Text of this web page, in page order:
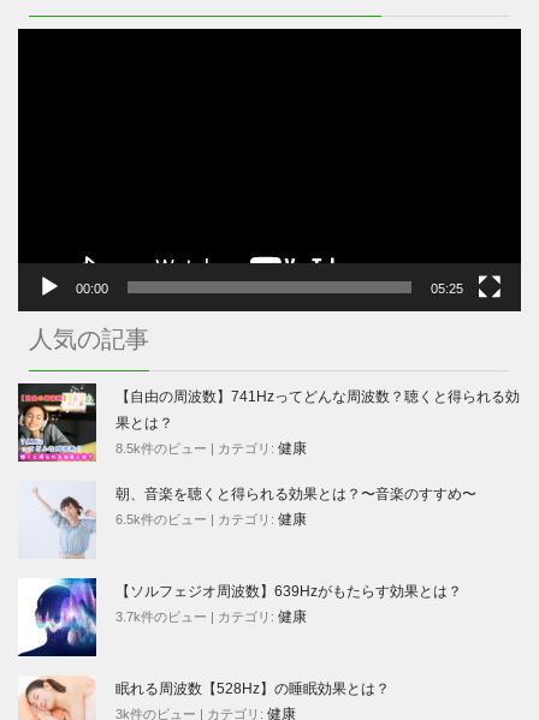
00:00 05:25
人気の記事
【自由の周波数】741Hzってどんな周波数？聴くと得られる効
果とは？
8.5k件のビュー カテゴリ: 健康
朝、音楽を聴くと得られる効果とは？〜音楽のすすめ〜
6.5k件のビュー カテゴリ: 健康
【ソルフェジオ周波数】639Hzがもたらす効果とは？
3.7k件のビュー カテゴリ: 健康
眠れる周波数【528Hz】の睡眠効果とは？
3k件のビュー カテゴリ: 健康